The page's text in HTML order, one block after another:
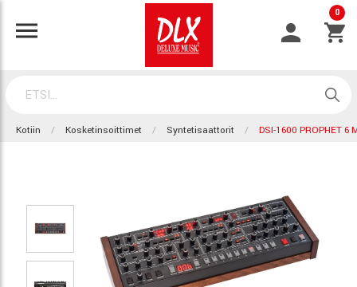
0
Kotiin Kosketinsoittimet Syntetisaattorit DSI-1600 PROPHET 6